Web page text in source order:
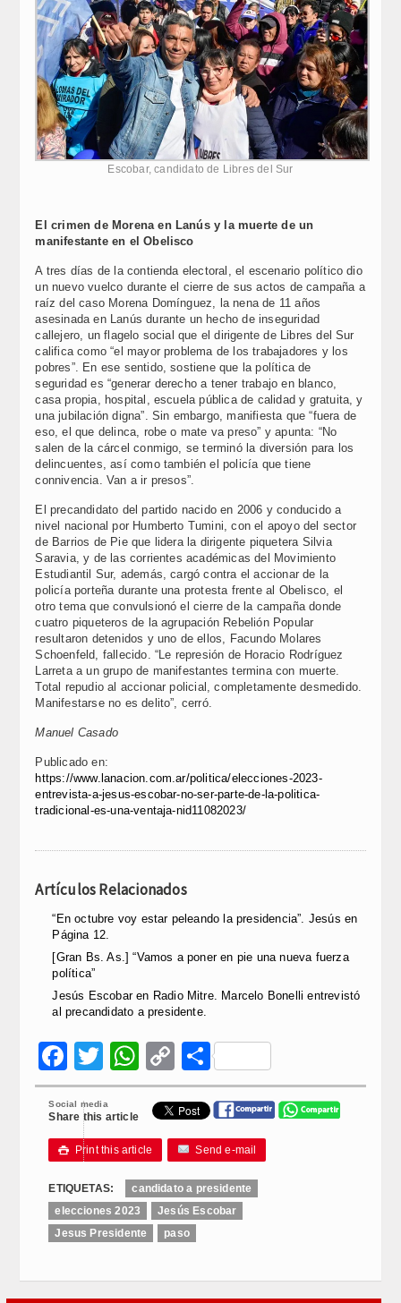
Escobar, candidato de Libres del Sur
El crimen de Morena en Lanús y la muerte de un
manifestante en el Obelisco
A tres días de la contienda electoral, el escenario político dio
un nuevo vuelco durante el cierre de sus actos de campaña a
raíz del caso Morena Domínguez, la nena de 11 años
asesinada en Lanús durante un hecho de inseguridad
callejero, un flagelo social que el dirigente de Libres del Sur
califica como “el mayor problema de los trabajadores y los
pobres”. En ese sentido, sostiene que la política de
seguridad es “generar derecho a tener trabajo en blanco,
casa propia, hospital, escuela pública de calidad y gratuita, y
una jubilación digna”. Sin embargo, manifiesta que “fuera de
eso, el que delinca, robe o mate va preso” y apunta: “No
salen de la cárcel conmigo, se terminó la diversión para los
delincuentes, así como también el policía que tiene
connivencia. Van a ir presos”.
El precandidato del partido nacido en 2006 y conducido a
nivel nacional por Humberto Tumini, con el apoyo del sector
de Barrios de Pie que lidera la dirigente piquetera Silvia
Saravia, y de las corrientes académicas del Movimiento
Estudiantil Sur, además, cargó contra el accionar de la
policía porteña durante una protesta frente al Obelisco, el
otro tema que convulsionó el cierre de la campaña donde
cuatro piqueteros de la agrupación Rebelión Popular
resultaron detenidos y uno de ellos, Facundo Molares
Schoenfeld, fallecido. “Le represión de Horacio Rodríguez
Larreta a un grupo de manifestantes termina con muerte.
Total repudio al accionar policial, completamente desmedido.
Manifestarse no es delito”, cerró.
Manuel Casado
Publicado en:
https://www.lanacion.com.ar/politica/elecciones-2023-
entrevista-a-jesus-escobar-no-ser-parte-de-la-politica-
tradicional-es-una-ventaja-nid11082023/
Artículos Relacionados
“En octubre voy estar peleando la presidencia”. Jesús en
Página 12.
[Gran Bs. As.] “Vamos a poner en pie una nueva fuerza
política”
Jesús Escobar en Radio Mitre. Marcelo Bonelli entrevistó
al precandidato a presidente.
Facebook
Twitter
WhatsApp
Copy
Link
Compartir
Social media
Share this article
 Print this article Send e-mail
ETIQUETAS:
candidato a presidente
elecciones 2023
Jesús Escobar
Jesus Presidente
paso